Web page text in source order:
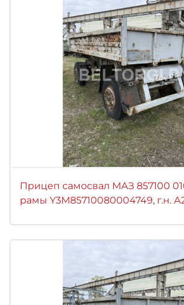
Прицеп самосвал МАЗ 857100
рамы Y3M85710080004749, г.н.